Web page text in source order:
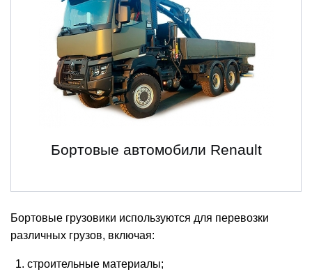
Бортовые автомобили Renault
Бортовые грузовики используются для перевозки
различных грузов, включая:
строительные материалы;